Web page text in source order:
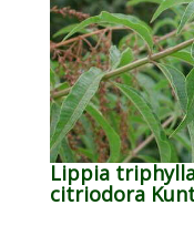
Lippia
citriodora